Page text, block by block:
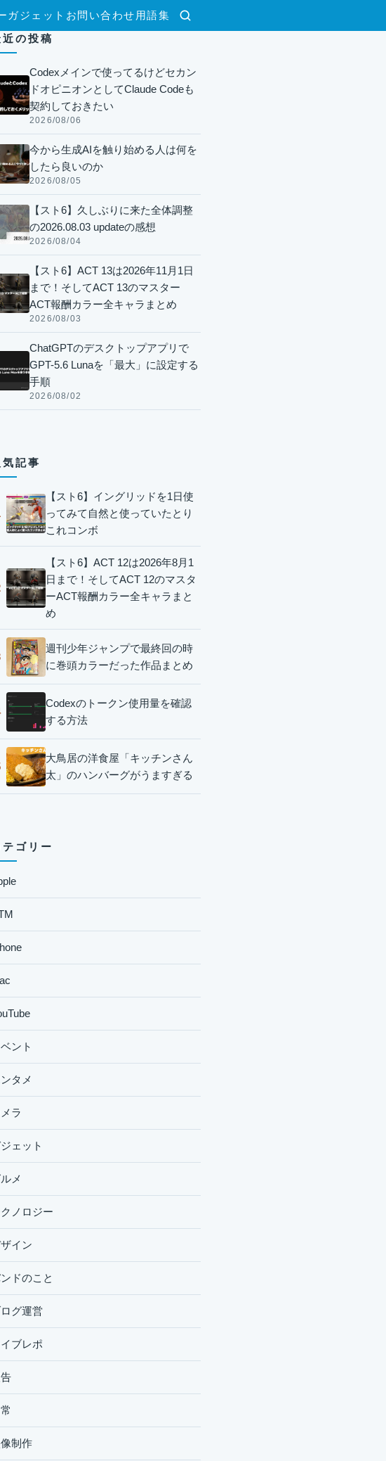
検索
ガジェット お問い合わせ 用語集
近の投稿
Codexメインで使ってるけどセカン
ドオピニオンとしてClaude Codeも
契約しておきたい
2026/08/06
今から生成AIを触り始める人は何を
したら良いのか
2026/08/05
【スト6】久しぶりに来た全体調整
の2026.08.03 updateの感想
2026/08/04
【スト6】ACT 13は2026年11月1日
まで！そしてACT 13のマスター
ACT報酬カラー全キャラまとめ
2026/08/03
ChatGPTのデスクトップアプリで
GPT-5.6 Lunaを「最大」に設定する
手順
2026/08/02
気記事
【スト6】イングリッドを1日使
ってみて自然と使っていたとり
これコンボ
【スト6】ACT 12は2026年8月1
日まで！そしてACT 12のマスタ
ーACT報酬カラー全キャラまと
め
週刊少年ジャンプで最終回の時
に巻頭カラーだった作品まとめ
Codexのトークン使用量を確認
する方法
大鳥居の洋食屋「キッチンさん
太」のハンバーグがうますぎる
テゴリー
ント
タメ
ラ
ェット
メ
ノロジー
イン
ドのこと
グ運営
ブレポ
制作